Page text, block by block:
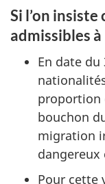
Si l’on
admissibles
En date du
proportion
bouchon
migration
dangereux
Pour cette